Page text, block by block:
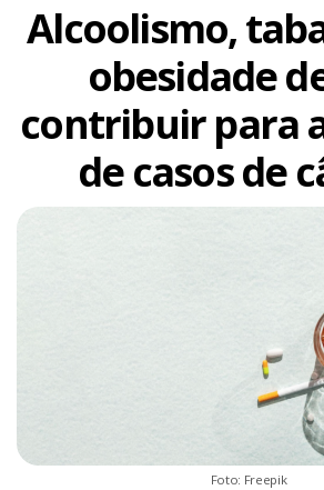
Alcoolismo,
obesidade
contribuir para
de casos de
Foto: Freepik